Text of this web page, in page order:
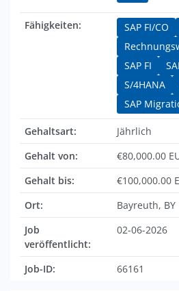
Fähigkeiten: SAP FI/CO
SAP FI
S/4HANA
SAP
Gehaltsart:
Jährlich
Gehalt von:
€80,000.00
Gehalt bis:
€100,000.00
Ort:
Bayreuth, BY
Job
veröffentlicht:
02-06-2026
Job-ID: 66161